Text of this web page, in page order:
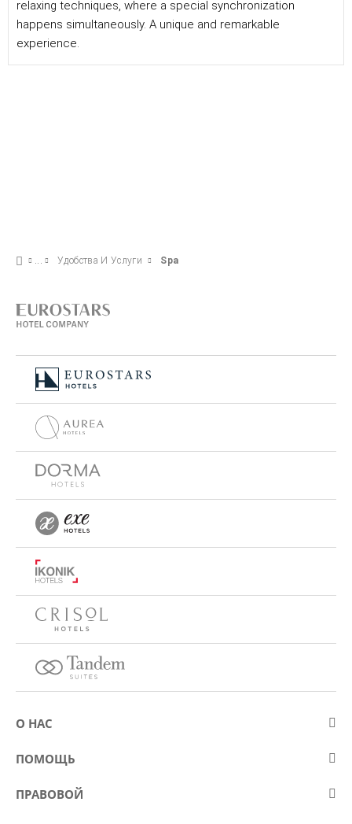
relaxing techniques, where a special synchronization
happens simultaneously. A unique and remarkable
experience.
Удобства И Услуги Spa
О НАС
О компании Eurostars Hotel Company
Kонкурсы
ПОМОЩЬ
Контакт
ПРАВОВОЙ